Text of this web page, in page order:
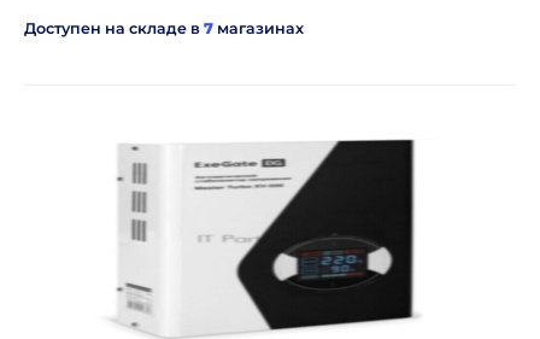
Доступен на складе в 7 магазинах